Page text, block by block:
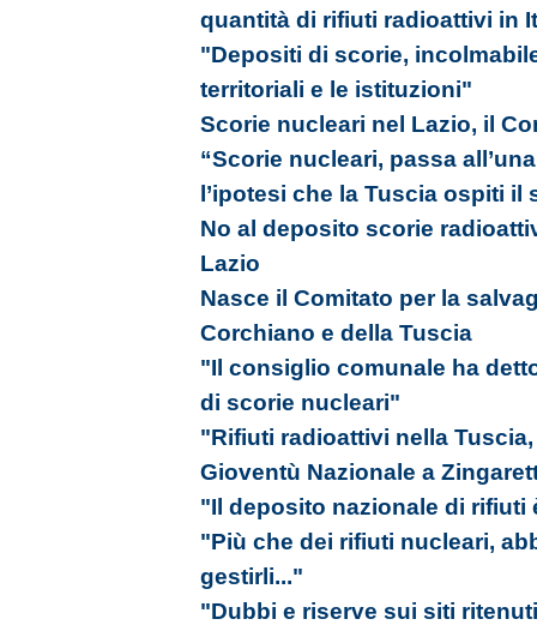
quantità di rifiuti radioattivi in
"Depositi di scorie,
territoriali e le istituzioni"
Scorie nucleari nel Lazio, il
“Scorie nucleari, passa
l’ipotesi che la Tuscia ospiti il
No al deposito scorie
Lazio
Nasce il Comitato per la
Corchiano e della Tuscia
"Il consiglio comunale ha
di scorie nucleari"
"Rifiuti radioattivi nella
Gioventù Nazionale a
"Il deposito nazionale di rifiuti
"Più che dei rifiuti nucleari,
gestirli..."
"Dubbi e riserve sui siti